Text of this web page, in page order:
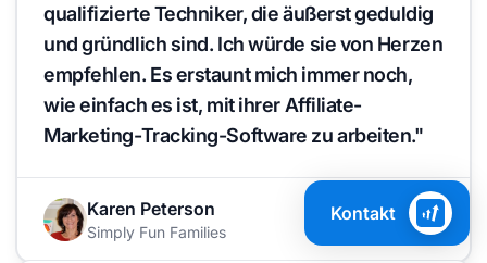
qualifizierte Techniker, die äußerst geduldig
und gründlich sind. Ich würde sie von Herzen
empfehlen. Es erstaunt mich immer noch,
wie einfach es ist, mit ihrer Affiliate-
Marketing-Tracking-Software zu arbeiten."
Karen Peterson
Simply Fun Families
Kontakt